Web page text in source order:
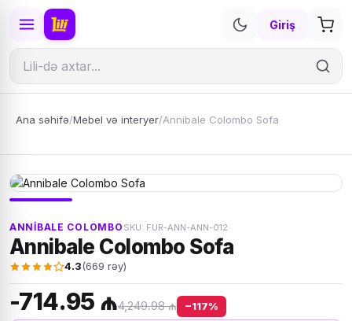
Giriş
Ana səhifə/Mebel və interyer/Annibale Colombo Sofa
ANNIBALE COLOMBO SKU: FUR-ANN-ANN-012
Annibale Colombo Sofa
4.3(669 rəy)
-714.95 ₼4,249.98 ₼ −117%